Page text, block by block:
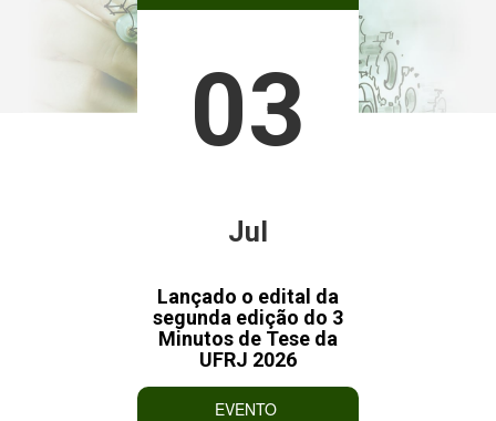
03
Jul
Lançado o edital da
segunda edição do 3
Minutos de Tese da
UFRJ 2026
EVENTO